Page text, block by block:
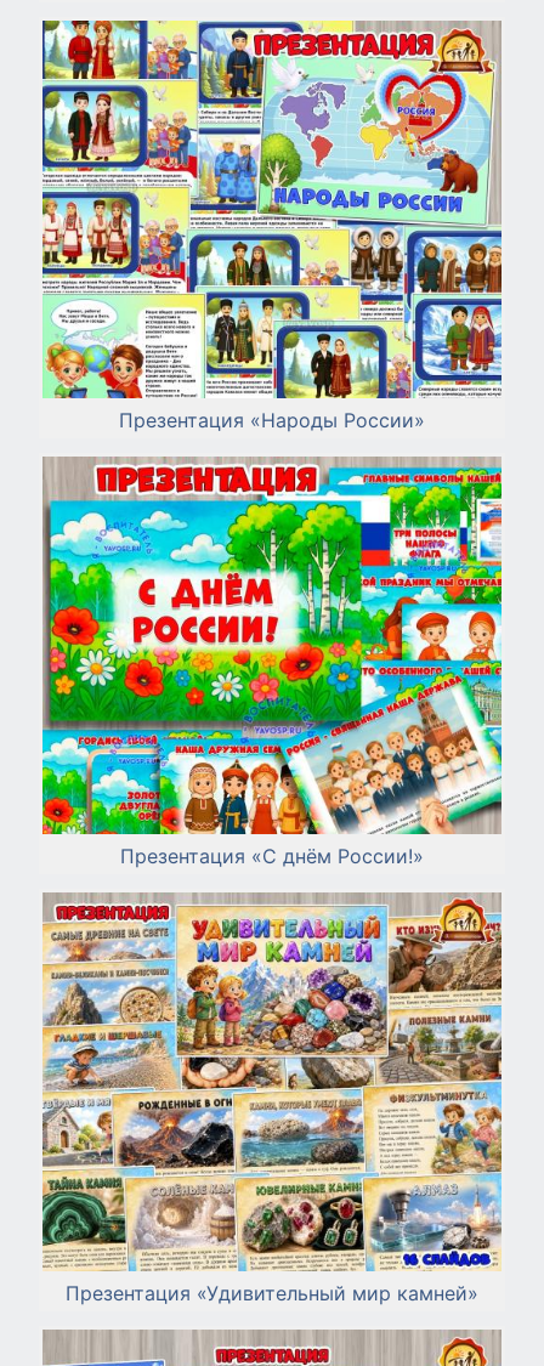
Презентация «Народы России»
Презентация «С днём России!»
Презентация «Удивительный мир камней»